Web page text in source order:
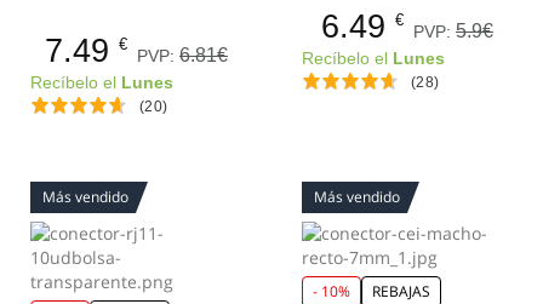
7.49 €
PVP: 6.81€
Recíbelo el Lunes
(20)
6.49 €
PVP: 5.9€
Recíbelo el Lunes
(28)
Más vendido Más vendido
- 10% REBAJAS